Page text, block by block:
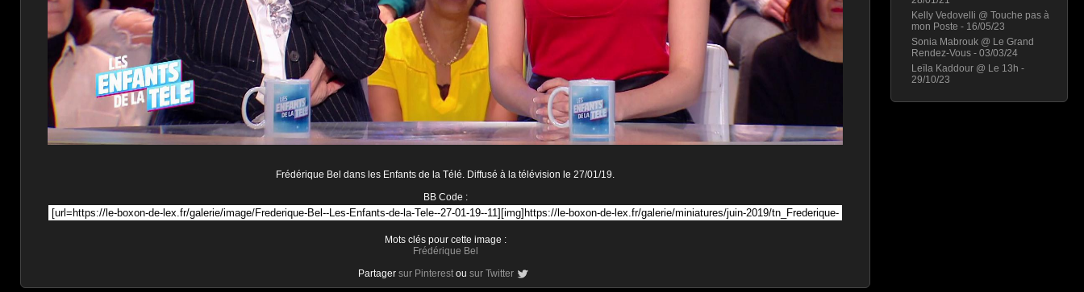
Kelly Vedovelli @ Touche pas à
mon Poste - 16/05/23
Sonia Mabrouk @ Le Grand
Rendez-Vous - 03/03/24
Leïla Kaddour @ Le 13h -
29/10/23
Frédérique Bel dans les Enfants de la Télé. Diffusé à la télévision le 27/01/19.
BB Code :
Mots clés pour cette image :
Frédérique Bel
Partager sur Pinterest ou sur Twitter